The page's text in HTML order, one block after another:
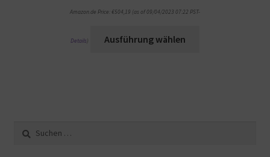
Amazon.de Price: €504,19 (as of 09/04/2023 07:22 PST-
Details Ausführung wählen
nach: